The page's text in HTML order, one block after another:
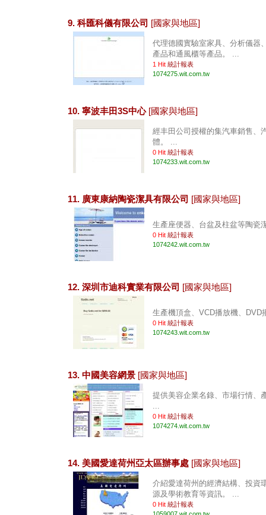
9. 科匯科儀有限公司 [國家與地區]
代理德國實驗室家具、分析儀器
產品和通風櫃等產品。 ...
1 Hit 統計報表
1074275.wit.com.tw
10. 寧波丰田3S中心 [國家與地區]
經丰田公司授權的集汽車銷售、
體。 ...
0 Hit 統計報表
1074233.wit.com.tw
11. 廣東康納陶瓷潔具有限公司 [國家與地區]
生產座便器、台盆及柱盆等陶瓷
0 Hit 統計報表
1074242.wit.com.tw
12. 深圳市迪科實業有限公司 [國家與地區]
生產機頂盒、VCD播放機、DVD
0 Hit 統計報表
1074243.wit.com.tw
13. 中國美容網景 [國家與地區]
提供美容企業名錄、市場行情、
...
0 Hit 統計報表
1074274.wit.com.tw
14. 美國愛達荷州亞太區辦事處 [國家與地區]
介紹愛達荷州的經濟結構、投資
源及學術教育等資訊。 ...
0 Hit 統計報表